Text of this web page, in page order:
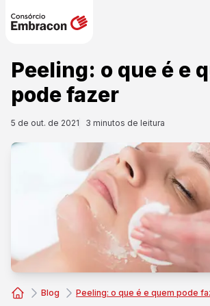
Peeling: o que é e
pode fazer
5 de out. de 2021 3 minutos de leitura
Blog Peeling: o que é e quem pode